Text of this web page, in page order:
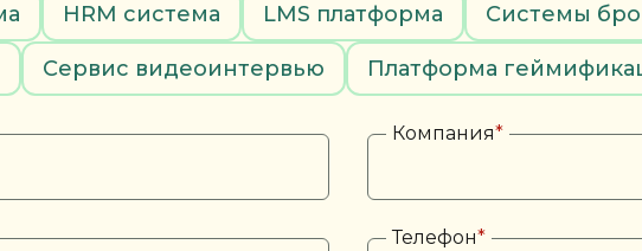
HRM система LMS платформа Системы
Сервис видеоинтервью Платформа
Компания*
Телефон*